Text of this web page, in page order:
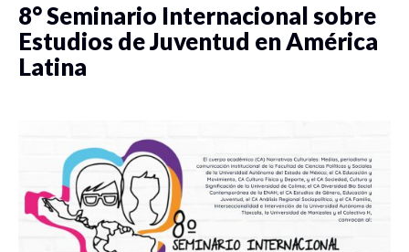
8° Seminario Internacional sobre
Estudios de Juventud en América
Latina